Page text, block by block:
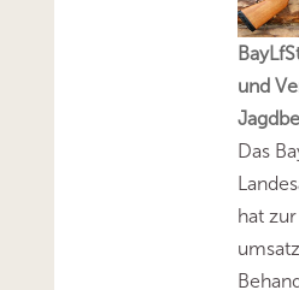
und
Das
hat zur